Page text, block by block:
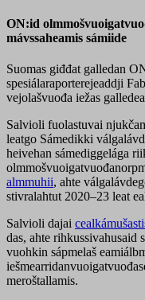
ON:id
mávssaheamis sámiide
Suomas giđđat galledan
spesiálaraporterejeaddji
vejolašvuođa iežas
Salvioli fuolastuvai
leatgo Sámedikki
heivehan sámediggelága
almmuhii, ahte
stivralahtut 2020–23 leat
Salvioli dajai
das, ahte rihkussivahusaid
vuohkin sápmelaš
meroštallamis.